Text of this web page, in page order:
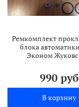
Ремкомплект
блока
Эконом
990 руб
В корзину